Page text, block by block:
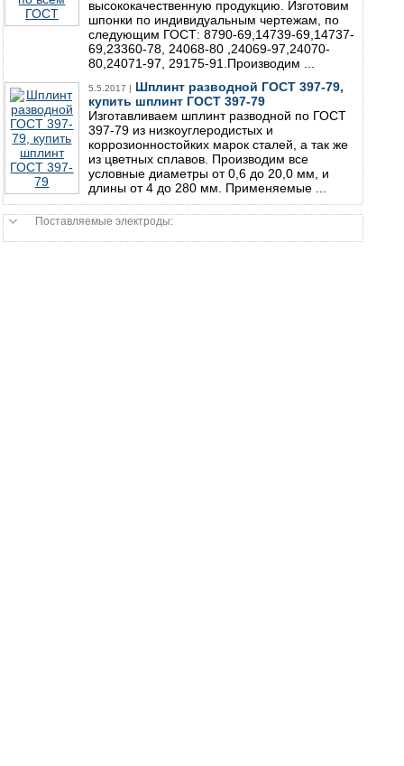
высококачественную продукцию. Изготовим
шпонки по индивидуальным чертежам, по
следующим ГОСТ: 8790-69,14739-69,14737-
69,23360-78, 24068-80 ,24069-97,24070-
80,24071-97, 29175-91.Производим ...
5.5.2017 | Шплинт разводной ГОСТ 397-79,
купить шплинт ГОСТ 397-79
Изготавливаем шплинт разводной по ГОСТ
397-79 из низкоуглеродистых и
коррозионностойких марок сталей, а так же
из цветных сплавов. Производим все
условные диаметры от 0,6 до 20,0 мм, и
длины от 4 до 280 мм. Применяемые ...
Поставляемые электроды: